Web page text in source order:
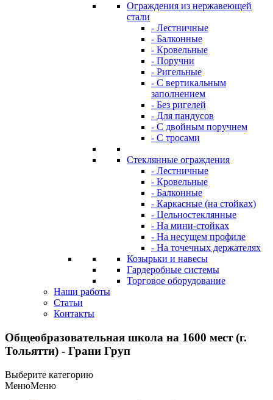
Ограждения из нержавеющей
стали
- Лестничные
- Балконные
- Кровельные
- Поручни
- Ригельные
- С вертикальным
заполнением
- Без ригелей
- Для пандусов
- С двойным поручнем
- С тросами
Стеклянные ограждения
- Лестничные
- Кровельные
- Балконные
- Каркасные (на стойках)
- Цельностеклянные
- На мини-стойках
- На несущем профиле
- На точечных держателях
Козырьки и навесы
Гардеробные системы
Торговое оборудование
Наши работы
Статьи
Контакты
Общеобразовательная школа на 1600 мест (г.
Тольятти) - Грани Груп
Выберите категорию
МенюМеню